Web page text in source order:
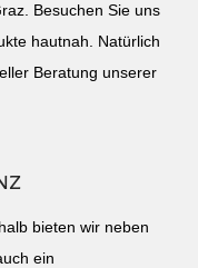
Besuchen Sie uns
hautnah. Natürlich
Beratung unserer
bieten wir neben
ein